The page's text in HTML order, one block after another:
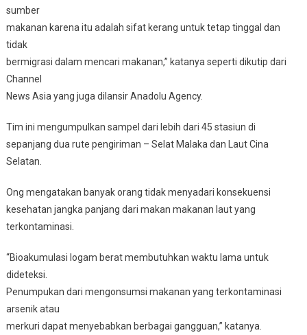
sumber
makanan karena itu adalah sifat kerang untuk tetap tinggal dan
tidak
bermigrasi dalam mencari makanan,” katanya seperti dikutip dari
Channel
News Asia yang juga dilansir Anadolu Agency.
Tim ini mengumpulkan sampel dari lebih dari 45 stasiun di
sepanjang dua rute pengiriman – Selat Malaka dan Laut Cina
Selatan.
Ong mengatakan banyak orang tidak menyadari konsekuensi
kesehatan jangka panjang dari makan makanan laut yang
terkontaminasi.
“Bioakumulasi logam berat membutuhkan waktu lama untuk
dideteksi.
Penumpukan dari mengonsumsi makanan yang terkontaminasi
arsenik atau
merkuri dapat menyebabkan berbagai gangguan,” katanya.